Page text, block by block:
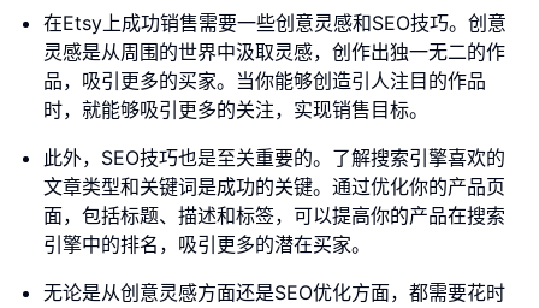
在Etsy上成功销售需要一些创意灵感和SEO技巧。创意
灵感是从周围的世界中汲取灵感，创作出独一无二的作
品，吸引更多的买家。当你能够创造引人注目的作品
时，就能够吸引更多的关注，实现销售目标。
此外，SEO技巧也是至关重要的。了解搜索引擎喜欢的
文章类型和关键词是成功的关键。通过优化你的产品页
面，包括标题、描述和标签，可以提高你的产品在搜索
引擎中的排名，吸引更多的潜在买家。
无论是从创意灵感方面还是SEO优化方面，都需要花时